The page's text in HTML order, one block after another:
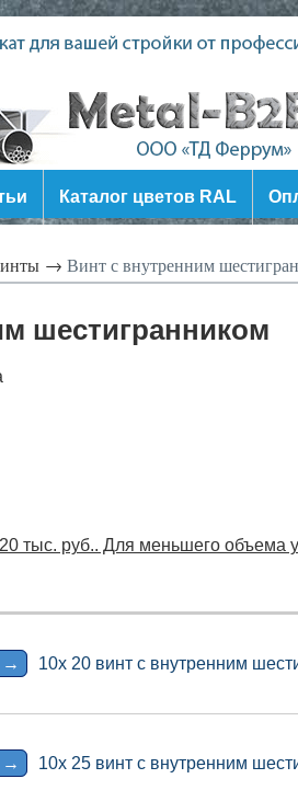
Каталог цветов RAL
→ Винт с внутренним
шестигранником
тыс. руб.. Для меньшего объема
→ 10x 20 винт с внутренним
→ 10x 25 винт с внутренним